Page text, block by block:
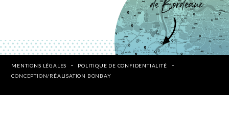
MENTIONS LÉGALES
POLITIQUE DE CONFIDENTIALITÉ
CONCEPTION/RÉALISATION BONBAY